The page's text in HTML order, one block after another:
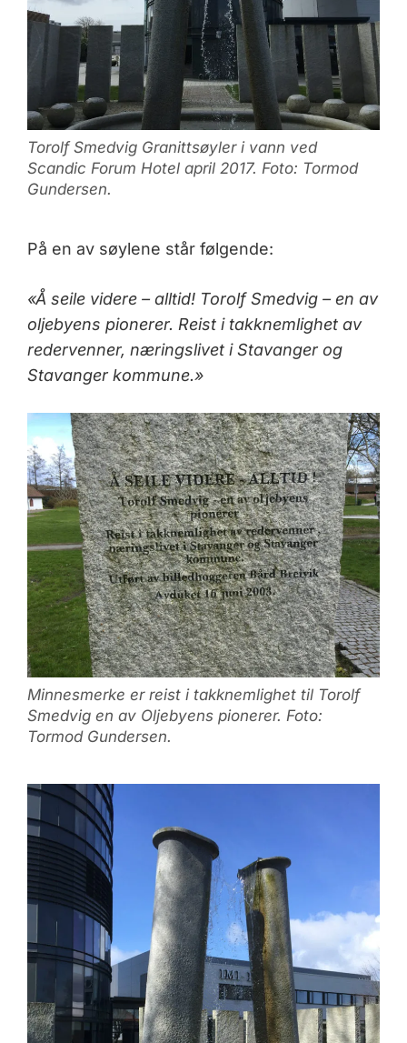
Torolf Smedvig Granittsøyler i vann ved
Scandic Forum Hotel april 2017. Foto: Tormod
Gundersen.
På en av søylene står følgende:
«Å seile videre – alltid! Torolf Smedvig – en av
oljebyens pionerer. Reist i takknemlighet av
redervenner, næringslivet i Stavanger og
Stavanger kommune.»
Minnesmerke er reist i takknemlighet til Torolf
Smedvig en av Oljebyens pionerer. Foto:
Tormod Gundersen.